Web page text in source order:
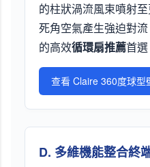
的柱狀渦流風束噴射
死角空氣產生強迫對
的高效循環扇推薦首選
查看 Claire 360度球
D. 多維機能整合終